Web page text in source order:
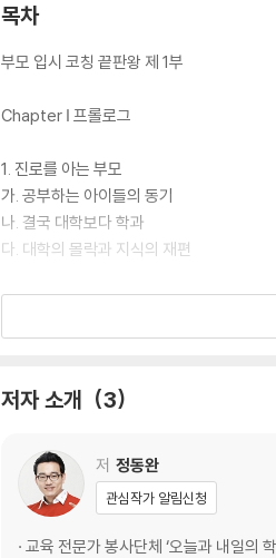
목차
부모 입시 코칭 끝판왕 제 1부
Chapter Ⅰ 프롤로그
1. 진로를 아는 부모
가. 공부하는 아이들의 동기
나. 결국 대학보다 학과
다. 대학의 몰락과 지식의 재편
Chapter Ⅱ 고등학교 입학 준비
나. 우리 아이 고등학교 탐구하기
2. 내 아이를 알자
가. 아이를 알아야 진로가 보인다.
나. 내 아이 진로 성숙도
저자 소개 3
저 정동완
관심작가 알림신청
· 교육 전문가 봉사단체 ‘오늘과 내일의 학교’ 회장 · 교육부인가 비영리사단법인 ‘가르치는 사람들의 재능나눔 네트워크’ 초대회장 역임 ·